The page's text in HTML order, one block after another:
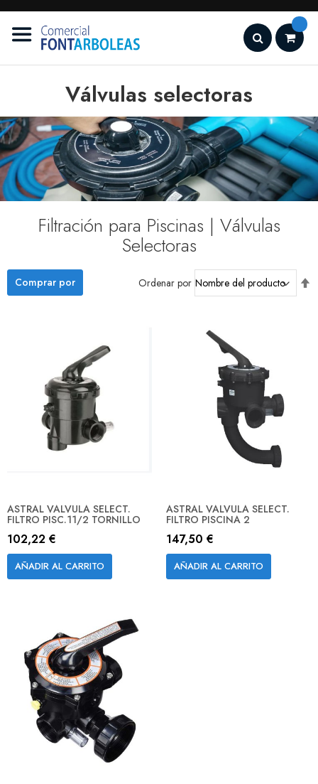
al
contenido
Search
Válvulas selectoras
Filtración para Piscinas | Válvulas
Selectoras
artículos Ordenar por
ASTRAL VALVULA SELECT.
FILTRO PISC.11/2 TORNILLO
102,22 €
AÑADIR AL CARRITO
ASTRAL VALVULA SELECT.
FILTRO PISCINA 2
147,50 €
AÑADIR AL CARRITO
Comprar por